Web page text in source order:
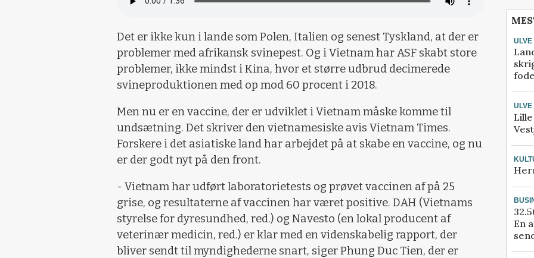
Det er ikke kun i lande som Polen, Italien og senest Tyskland, at der er
problemer med afrikansk svinepest. Og i Vietnam har ASF skabt store
problemer, ikke mindst i Kina, hvor et større udbrud decimerede
svineproduktionen med op mod 60 procent i 2018.
Men nu er en vaccine, der er udviklet i Vietnam måske komme til
undsætning. Det skriver den vietnamesiske avis Vietnam Times.
Forskere i det asiatiske land har arbejdet på at skabe en vaccine, og nu
er der godt nyt på den front.
- Vietnam har udført laboratorietests og prøvet vaccinen af på 25
grise, og resultaterne af vaccinen har været positive. DAH (Vietnams
styrelse for dyresundhed, red.) og Navesto (en lokal producent af
veterinær medicin, red.) er klar med en videnskabelig rapport, der
bliver sendt til myndighederne snart, siger Phung Duc Tien, der er
ULVE
ULVE
En